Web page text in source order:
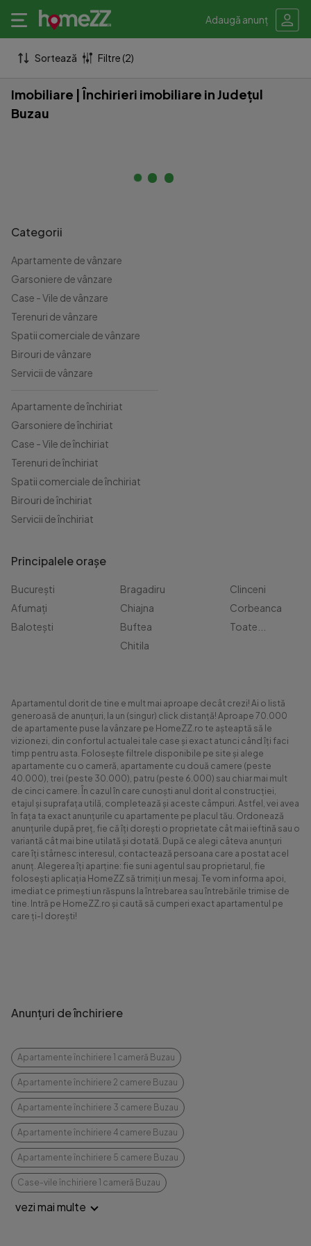
Adaugă anunț
Sortează Filtre (2)
Imobiliare | Închirieri imobiliare in Județul
Buzau
Categorii
Apartamente de vânzare
Garsoniere de vânzare
Case - Vile de vânzare
Terenuri de vânzare
Spatii comerciale de vânzare
Birouri de vânzare
Servicii de vânzare
Apartamente de închiriat
Garsoniere de închiriat
Case - Vile de închiriat
Terenuri de închiriat
Spatii comerciale de închiriat
Birouri de închiriat
Servicii de închiriat
Principalele orașe
București
Afumați
Balotești
Bragadiru
Chiajna
Buftea
Chitila
Clinceni
Corbeanca
Toate...
Apartamentul dorit de tine e mult mai aproape decât crezi! Ai o listă
generoasă de anunțuri, la un (singur) click distanță! Aproape 70.000
de apartamente puse la vânzare pe HomeZZ.ro te așteaptă să le
vizionezi, din confortul actualei tale case și exact atunci când îți faci
timp pentru asta. Folosește filtrele disponibile pe site și alege
apartamente cu o cameră, apartamente cu două camere (peste
40.000), trei (peste 30.000), patru (peste 6.000) sau chiar mai mult
de cinci camere. În cazul în care cunoști anul dorit al construcției,
etajul și suprafața utilă, completează și aceste câmpuri. Astfel, vei avea
în fața ta exact anunțurile cu apartamente pe placul tău. Ordonează
anunțurile după preț, fie că îți dorești o proprietate cât mai ieftină sau o
variantă cât mai bine utilată și dotată. După ce alegi câteva anunțuri
care îți stârnesc interesul, contactează persoana care a postat acel
anunț. Alegerea îți aparține: fie suni agentul sau proprietarul, fie
folosești aplicația HomeZZ să trimiți un mesaj. Te vom informa apoi,
imediat ce primești un răspuns la întrebarea sau întrebările trimise de
tine. Intră pe HomeZZ.ro și caută să cumperi exact apartamentul pe
care ți-l dorești!
Anunțuri de închiriere
Apartamente închiriere 1 cameră Buzau
Apartamente închiriere 2 camere Buzau
Apartamente închiriere 3 camere Buzau
Apartamente închiriere 4 camere Buzau
Apartamente închiriere 5 camere Buzau
Case-vile închiriere 1 cameră Buzau
vezi mai multe